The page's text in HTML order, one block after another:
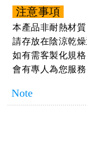
注意事項
本產品非耐熱材
請存放在陰涼乾
如有需客製化規
會有專人為您服務
Note